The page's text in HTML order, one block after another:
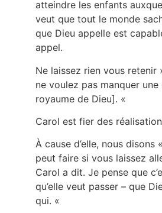
atteindre les enfants
veut que tout le monde
que Dieu appelle est
appel.
Ne laissez rien vous retenir
ne voulez pas manquer
royaume de Dieu]. «
Carol est fier des
À cause d’elle, nous disons
peut faire si vous laissez
Carol a dit. Je pense que
qu’elle veut passer – que
qui. «